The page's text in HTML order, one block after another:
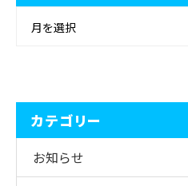
月を選択
カテゴリー
お知らせ